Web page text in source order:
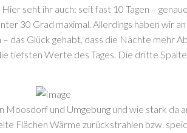
seht ihr auch: seit fast 10 Tagen –
30 Grad maximal. Allerdings haben wir
das Glück gehabt, dass die Nächte mehr
tiefsten Werte des Tages. Die dritte
Moosdorf und Umgebung und wie stark da
Flächen Wärme zurückstrahlen bzw.